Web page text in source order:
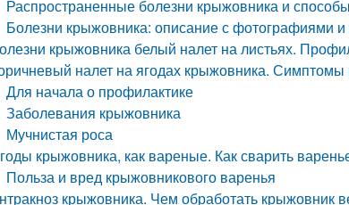
Распространенные болезни крыжовника и
Болезни крыжовника: описание с фотографиями
крыжовника белый налет на листьях.
налет на ягодах крыжовника.
Для начала о профилактике
Заболевания крыжовника
Мучнистая роса
крыжовника, как вареные. Как сварить
Польза и вред крыжовникового варенья
крыжовника. Чем обработать крыжовник